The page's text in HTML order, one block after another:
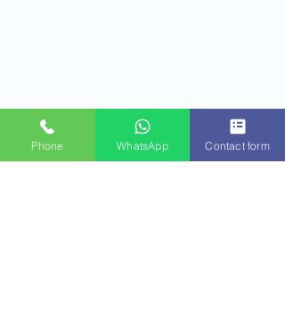
Phone WhatsApp Contact form